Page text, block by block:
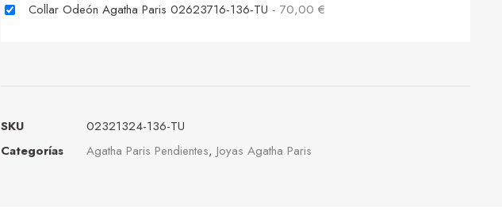
Collar Odeón Agatha Paris 02623716-136-TU - 70,00 €
SKU
02321324-136-TU
Categorías
Agatha Paris Pendientes, Joyas Agatha Paris